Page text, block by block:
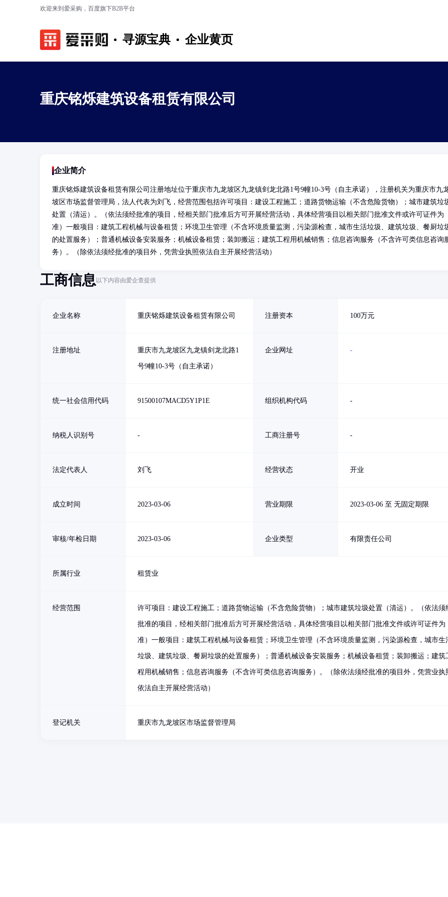
欢迎来到爱采购，百度旗下B2B平台
寻源宝典 企业黄页
重庆铭烁建筑设备租赁有限公司
企业简介
重庆铭烁建筑设备租赁有限公司注册地址位于重庆市九龙坡区九龙镇剑龙北路1号9幢10-3号（自主承诺），注册机关为重庆市九
坡区市场监督管理局，法人代表为刘飞，经营范围包括许可项目：建设工程施工；道路货物运输（不含危险货物）；城市建筑垃
处置（清运）。（依法须经批准的项目，经相关部门批准后方可开展经营活动，具体经营项目以相关部门批准文件或许可证件为
准）一般项目：建筑工程机械与设备租赁；环境卫生管理（不含环境质量监测，污染源检查，城市生活垃圾、建筑垃圾、餐厨垃
的处置服务）；普通机械设备安装服务；机械设备租赁；装卸搬运；建筑工程用机械销售；信息咨询服务（不含许可类信息咨询
务）。（除依法须经批准的项目外，凭营业执照依法自主开展经营活动）
工商信息以下内容由爱企查提供
企业名称 重庆铭烁建筑设备租赁有限公司 注册资本 100万元
注册地址 重庆市九龙坡区九龙镇剑龙北路1
号9幢10-3号（自主承诺）
企业网址 -
统一社会信用代码 91500107MACD5Y1P1E 组织机构代码 -
纳税人识别号 - 工商注册号 -
法定代表人 刘飞 经营状态 开业
成立时间 2023-03-06 营业期限 2023-03-06 至 无固定期限
审核/年检日期 2023-03-06 企业类型 有限责任公司
所属行业 租赁业
经营范围 许可项目：建设工程施工；道路货物运输（不含危险货物）；城市建筑垃圾处置（清运）。（依法须
批准的项目，经相关部门批准后方可开展经营活动，具体经营项目以相关部门批准文件或许可证件为
准）一般项目：建筑工程机械与设备租赁；环境卫生管理（不含环境质量监测，污染源检查，城市生
垃圾、建筑垃圾、餐厨垃圾的处置服务）；普通机械设备安装服务；机械设备租赁；装卸搬运；建筑
程用机械销售；信息咨询服务（不含许可类信息咨询服务）。（除依法须经批准的项目外，凭营业执
依法自主开展经营活动）
登记机关 重庆市九龙坡区市场监督管理局